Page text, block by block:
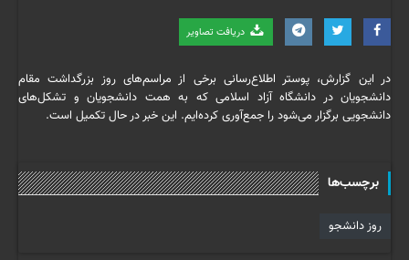
دریافت تصاویر
در این گزارش، پوستر اطلاع‌رسانی برخی از مراسم‌های روز بزرگداشت مقام
دانشجویان در دانشگاه آزاد اسلامی که به همت دانشجویان و تشکل‌های
دانشجویی برگزار می‌شود را جمع‌آوری کرده‌ایم. این خبر در حال تکمیل است.
برچسب‌ها
روز دانشجو